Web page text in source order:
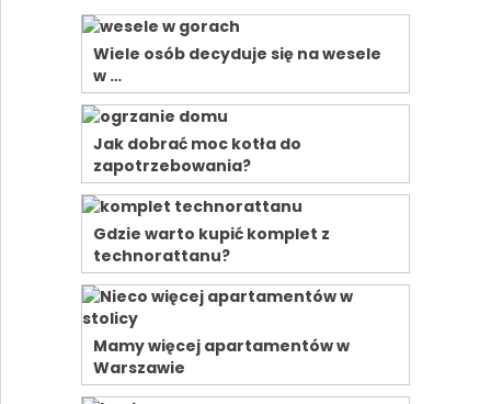
Wiele osób decyduje się na wesele
w …
Jak dobrać moc kotła do
zapotrzebowania?
Gdzie warto kupić komplet z
technorattanu?
Mamy więcej apartamentów w
Warszawie